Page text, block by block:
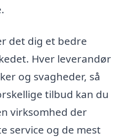
det dig et bedre
Hver leverandør
og svagheder, så
tilbud kan du
virksomhed der
service og de mest